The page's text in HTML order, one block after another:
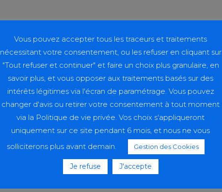
Vous pouvez accepter tous les traceurs et traitements
nécessitant votre consentement, ou les refuser en cliquant sur
"Tout refuser et continuer" et faire un choix plus granulaire, en
savoir plus, et vous opposer aux traitements basés sur des
intérêts légitimes via l'écran de paramétrage. Vous pouvez
changer d'avis ou retirer votre consentement à tout moment
via la Politique de vie privée. Vos choix s'appliqueront
uniquement sur ce site pendant 6 mois, et nous ne vous
solliciterons plus avant demain.
Gestion des Cookies
Je refuse J'accepte